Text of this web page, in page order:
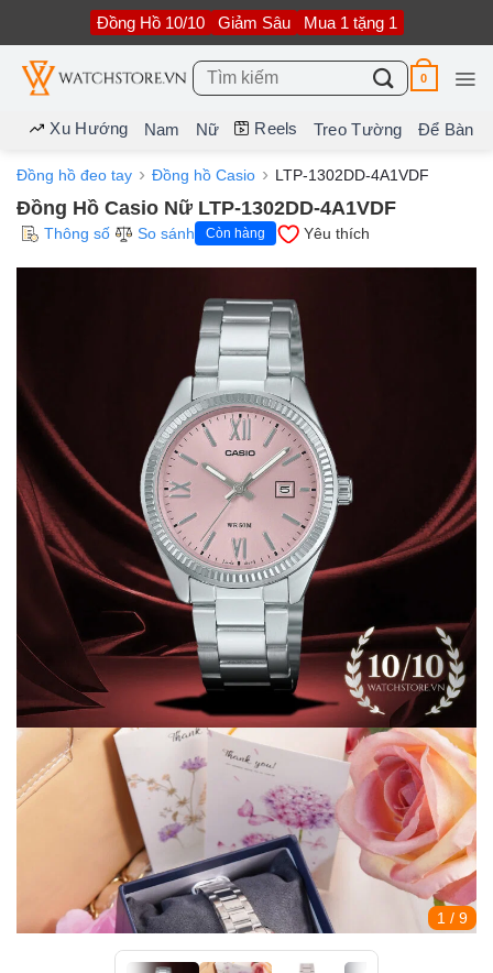
nội
dung
Đồng Hồ 10/10 Giảm Sâu Mua 1 tặng 1
Tìm
kiếm:
0
Xu Hướng Nam Nữ Reels Treo Tường Để Bàn
Đồng hồ đeo tay Đồng hồ Casio LTP-1302DD-4A1VDF
Đồng Hồ Casio Nữ LTP-1302DD-4A1VDF
Thông số So sánh Còn hàng Yêu thích
1 / 9